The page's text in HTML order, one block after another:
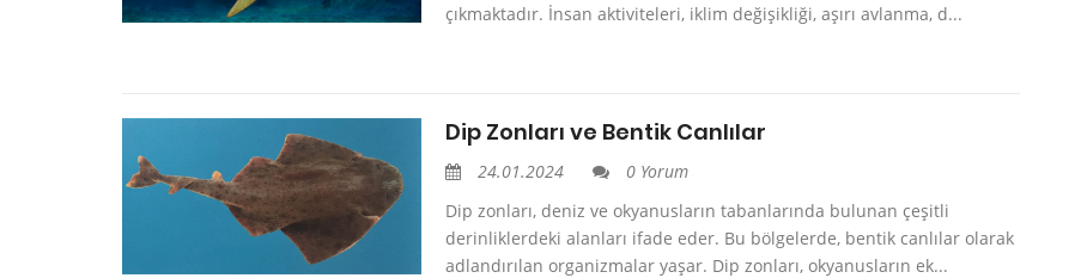
çıkmaktadır. İnsan aktiviteleri, iklim değişikliği, aşırı avlanma, d...
Dip Zonları ve Bentik Canlılar
24.01.2024
0 Yorum
Dip zonları, deniz ve okyanusların tabanlarında bulunan çeşitli
derinliklerdeki alanları ifade eder. Bu bölgelerde, bentik canlılar olarak
adlandırılan organizmalar yaşar. Dip zonları, okyanusların ek...